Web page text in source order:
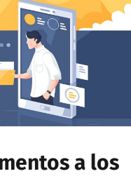
a los